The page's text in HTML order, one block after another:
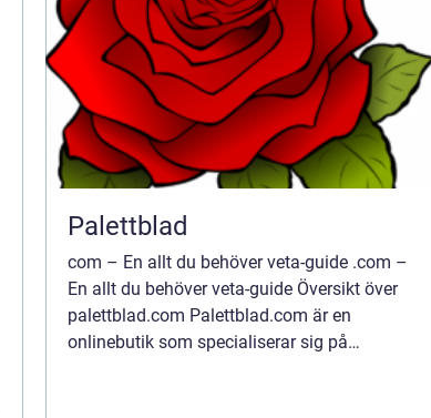
Palettblad
com – En allt du behöver veta-guide .com –
En allt du behöver veta-guide Översikt över
palettblad.com Palettblad.com är en
onlinebutik som specialiserar sig på